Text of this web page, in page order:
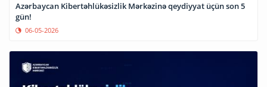
Azərbaycan Kibertəhlükəsizlik Mərkəzinə qeydiyyat üçün son 5
gün!
06-05-2026